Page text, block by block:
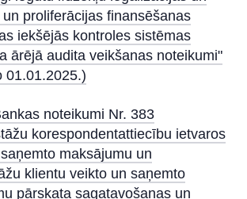
proliferācijas finansēšanas
iekšējās kontroles sistēmas
ārējā audita veikšanas noteikumi"
01.01.2025.)
noteikumi Nr. 383
korespondentattiecību ietvaros
maksājumu un
klientu veikto un saņemto
pārskata sagatavošanas un